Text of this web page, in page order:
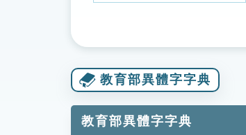
教育部異體字字典
教育部異體字字典